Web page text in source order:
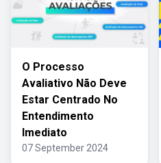
O Processo
Avaliativo Não Deve
Estar Centrado No
Entendimento
Imediato
07 September 2024